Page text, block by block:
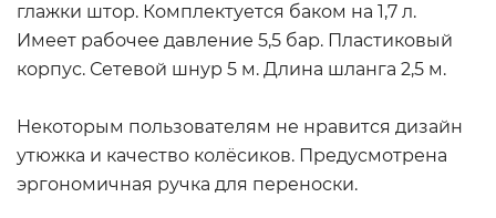
глажки штор. Комплектуется баком на 1,7 л.
Имеет рабочее давление 5,5 бар. Пластиковый
корпус. Сетевой шнур 5 м. Длина шланга 2,5 м.
Некоторым пользователям не нравится дизайн
утюжка и качество колёсиков. Предусмотрена
эргономичная ручка для переноски.